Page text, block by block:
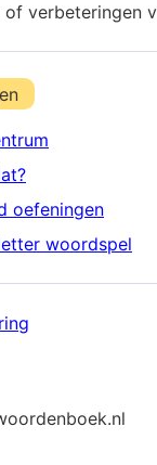
of verbeteringen
oefeningen
woordspel